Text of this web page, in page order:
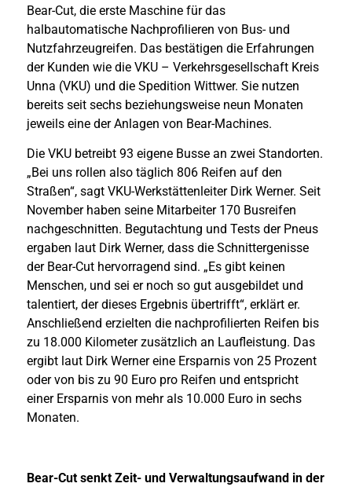
Bear-Cut, die erste Maschine für das
halbautomatische Nachprofilieren von Bus- und
Nutzfahrzeugreifen. Das bestätigen die Erfahrungen
der Kunden wie die VKU – Verkehrsgesellschaft Kreis
Unna (VKU) und die Spedition Wittwer. Sie nutzen
bereits seit sechs beziehungsweise neun Monaten
jeweils eine der Anlagen von Bear-Machines.
Die VKU betreibt 93 eigene Busse an zwei Standorten.
„Bei uns rollen also täglich 806 Reifen auf den
Straßen“, sagt VKU-Werkstättenleiter Dirk Werner. Seit
November haben seine Mitarbeiter 170 Busreifen
nachgeschnitten. Begutachtung und Tests der Pneus
ergaben laut Dirk Werner, dass die Schnittergenisse
der Bear-Cut hervorragend sind. „Es gibt keinen
Menschen, und sei er noch so gut ausgebildet und
talentiert, der dieses Ergebnis übertrifft“, erklärt er.
Anschließend erzielten die nachprofilierten Reifen bis
zu 18.000 Kilometer zusätzlich an Laufleistung. Das
ergibt laut Dirk Werner eine Ersparnis von 25 Prozent
oder von bis zu 90 Euro pro Reifen und entspricht
einer Ersparnis von mehr als 10.000 Euro in sechs
Monaten.
Bear-Cut senkt Zeit- und Verwaltungsaufwand in der